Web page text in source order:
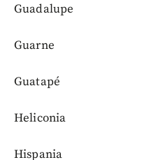
Guadalupe
Guarne
Guatapé
Heliconia
Hispania